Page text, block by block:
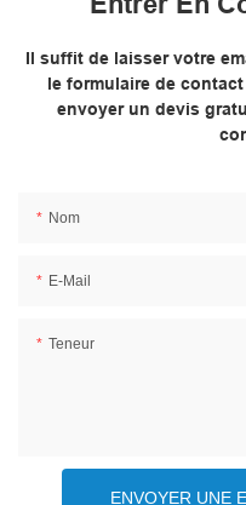
Il suffit de laisser votre
le formulaire de
envoyer un devis
Nom
E-Mail
Teneur
ENVOYER UNE